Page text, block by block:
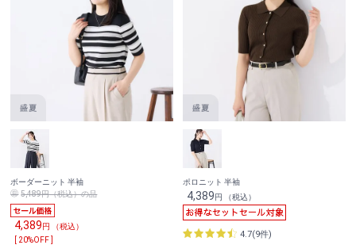
ボーダーニット 半袖
5,489円（税込）の品
4,389円 （税込）
[ 20%OFF ]
ポロニット 半袖
4,389円 （税込）
4.7(9件)